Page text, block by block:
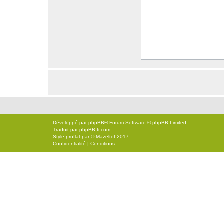
Développé parphpBB® Forum Software © phpBB Limited
Traduit parphpBB-fr.com
Style proflat par ©Mazeltof 2017
Confidentialité | Conditions